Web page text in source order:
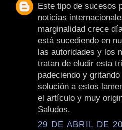
Este tipo de sucesos
noticias
marginalidad crece
está sucediendo en
las autoridades y los
tratan de eludir esta
padeciendo y
solución a estos
el artículo y muy
Saludos.
29 DE ABRIL DE